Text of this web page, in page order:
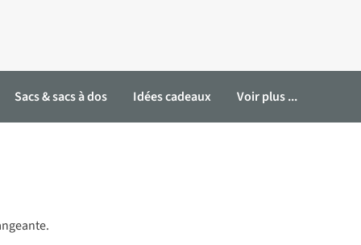
Sacs & sacs à dos Idées cadeaux Voir plus ...